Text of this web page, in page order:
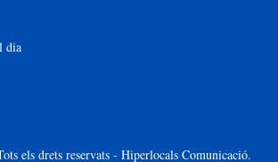
dia
els drets reservats - Hiperlocals Comunicació.